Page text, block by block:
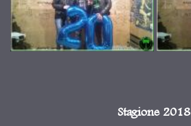
Stagione 2018